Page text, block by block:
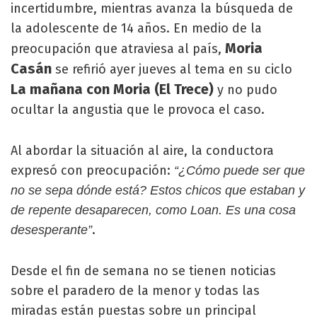
incertidumbre, mientras avanza la búsqueda de
la adolescente de 14 años. En medio de la
preocupación que atraviesa al país, Moria
Casán se refirió ayer jueves al tema en su ciclo
La mañana con Moria (El Trece) y no pudo
ocultar la angustia que le provoca el caso.
Al abordar la situación al aire, la conductora
expresó con preocupación: “¿Cómo puede ser que
no se sepa dónde está? Estos chicos que estaban y
de repente desaparecen, como Loan. Es una cosa
desesperante”.
Desde el fin de semana no se tienen noticias
sobre el paradero de la menor y todas las
miradas están puestas sobre un principal